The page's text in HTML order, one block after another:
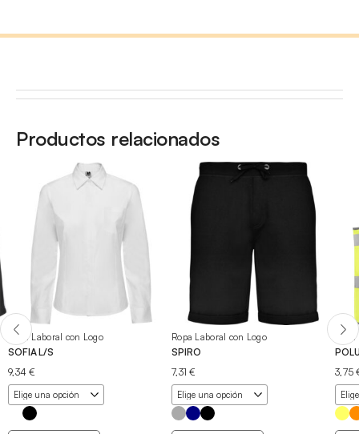
Productos relacionados
Ropa Laboral con Logo
SOFIA L/S
9,34€
Ropa Laboral con Logo
SPIRO
7,31€
3,75